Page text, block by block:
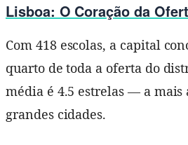
Lisboa: O Coração da
Com 418 escolas, a capital
quarto de toda a oferta do
média é 4.5 estrelas — a mais
grandes cidades.